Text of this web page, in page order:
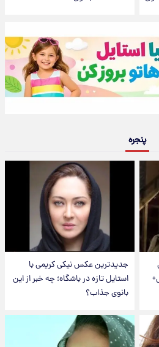
پنجره
جدیدترین عکس نیکی کریمی با
استایل تازه در باشگاه؛ چه خبر از این
بانوی جذاب؟